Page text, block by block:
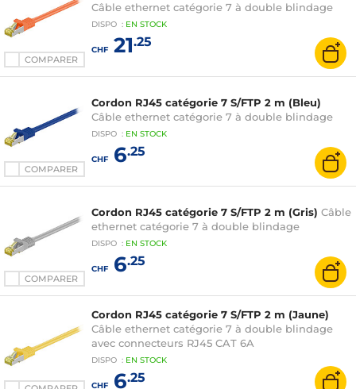
COMPARER
Câble ethernet catégorie 7 à double blindage
DISPO : EN STOCK
CHF21.25
COMPARER
Cordon RJ45 catégorie 7 S/FTP 2 m (Bleu)
Câble ethernet catégorie 7 à double blindage
DISPO : EN STOCK
CHF6.25
COMPARER
Cordon RJ45 catégorie 7 S/FTP 2 m (Gris) Câble
ethernet catégorie 7 à double blindage
DISPO : EN STOCK
CHF6.25
Cordon RJ45 catégorie 7 S/FTP 2 m (Jaune)
Câble ethernet catégorie 7 à double blindage
avec connecteurs RJ45 CAT 6A
DISPO : EN STOCK
CHF6.25